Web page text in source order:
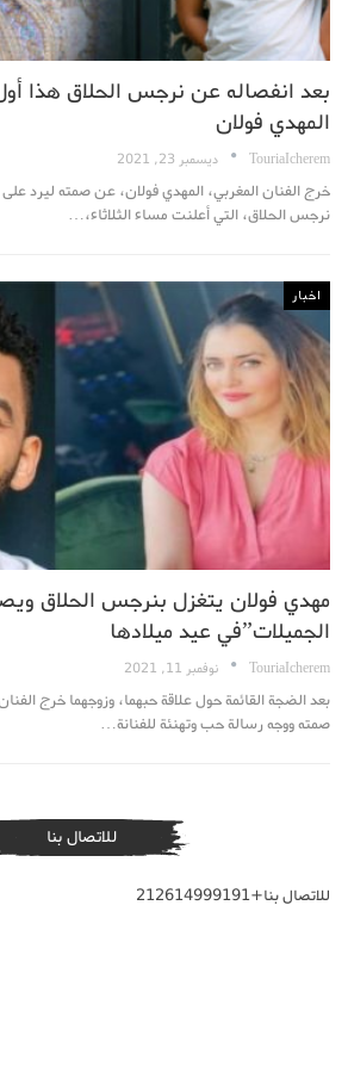
بعد انفصاله عن نرجس الحلاق هذا
المهدي فولان
TouriaIcherem ديسمبر 23, 2021
خرج الفنان المغربي، المهدي فولان، عن صمته ليرد على
نرجس الحلاق، التي أعلنت مساء الثلاثاء،…
اخبار
مهدي فولان يتغزل بنرجس الحلاق
الجميلات”في عيد ميلادها
TouriaIcherem نوفمبر 11, 2021
بعد الضجة القائمة حول علاقة حبهما، وزوجهما خرج
صمته ووجه رسالة حب وتهنئة للفنانة…
للاتصال بنا
للاتصال بنا+212614999191